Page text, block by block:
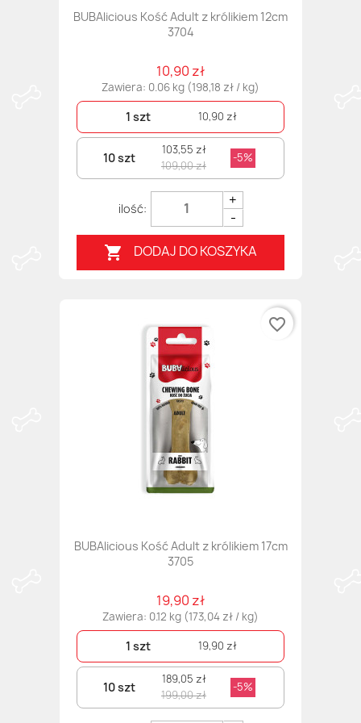
BUBAlicious Kość Adult z królikiem 12cm
3704
10,90 zł
Zawiera: 0.06 kg (198,18 zł / kg)
1 szt 10,90 zł
10 szt
103,55 zł
109,00 zł
-5%
+
-
 DODAJ DO KOSZYKA
BUBAlicious Kość Adult z królikiem 17cm
3705
19,90 zł
Zawiera: 0.12 kg (173,04 zł / kg)
1 szt 19,90 zł
10 szt
189,05 zł
199,00 zł
-5%
favorite_border